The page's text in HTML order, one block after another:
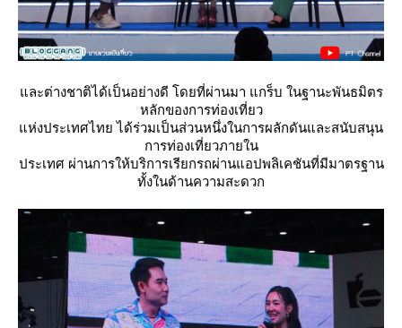
ละต่างชาติได้เป็นอย่างดี โดยที่ผ่านมา แกร็บ ในฐานะพันธมิตร
หลักของการท่องเที่ยว
ห่งประเทศไทย ได้ร่วมเป็นส่วนหนึ่งในการผลักดันและสนับสนุน
การท่องเที่ยวภายใน
ประเทศ ผ่านการให้บริการเรียกรถผ่านแอปพลิเคชันที่มีมาตรฐาน
ทั้งในด้านความสะดวก